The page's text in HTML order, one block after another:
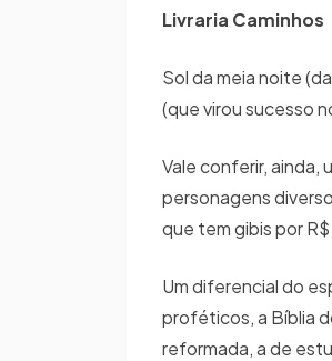
Livraria Caminhos
Sol da meia noite
(que virou sucesso
Vale conferir, ainda,
personagens
que tem gibis por
Um diferencial do
proféticos, a Bíblia
reformada, a de